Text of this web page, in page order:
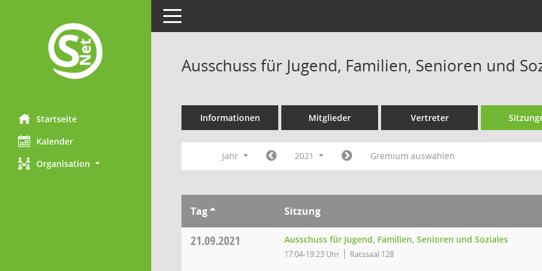
Startseite
Kalender
Organisation
Toggle navigation
Ausschuss für Jugend, Familien, Senioren und
Informationen Mitglieder Vertreter
Jahr 2021 Gremium auswählen
Tag Sitzung
21.09.2021 Ausschuss für Jugend, Familien, Senioren und Soziales
17:04-19:23 Uhr Ratssaal 128